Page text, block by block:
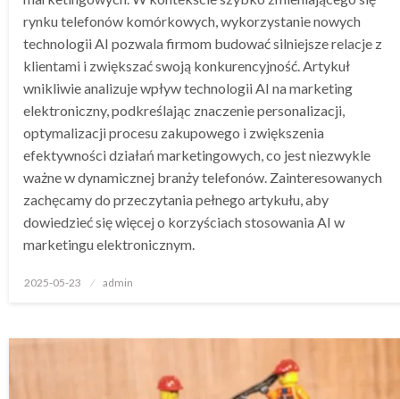
rynku telefonów komórkowych, wykorzystanie nowych
technologii AI pozwala firmom budować silniejsze relacje z
klientami i zwiększać swoją konkurencyjność. Artykuł
wnikliwie analizuje wpływ technologii AI na marketing
elektroniczny, podkreślając znaczenie personalizacji,
optymalizacji procesu zakupowego i zwiększenia
efektywności działań marketingowych, co jest niezwykle
ważne w dynamicznej branży telefonów. Zainteresowanych
zachęcamy do przeczytania pełnego artykułu, aby
dowiedzieć się więcej o korzyściach stosowania AI w
marketingu elektronicznym.
Opublikowane
2025-05-23 admin